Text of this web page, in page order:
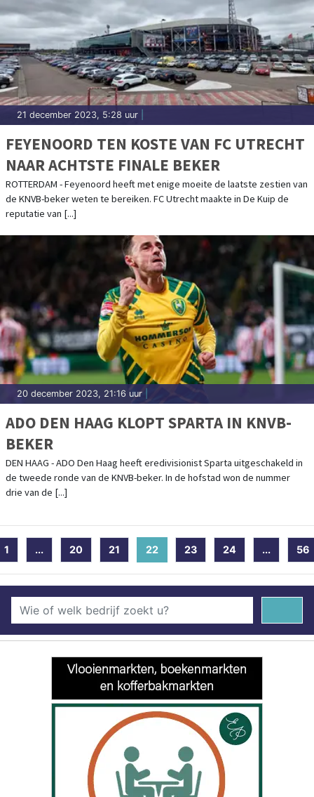
21 december 2023, 5:28 uur
FEYENOORD TEN KOSTE VAN FC UTRECHT
NAAR ACHTSTE FINALE BEKER
ROTTERDAM - Feyenoord heeft met enige moeite de laatste zestien van
de KNVB-beker weten te bereiken. FC Utrecht maakte in De Kuip de
reputatie van [...]
20 december 2023, 21:16 uur
ADO DEN HAAG KLOPT SPARTA IN KNVB-
BEKER
DEN HAAG - ADO Den Haag heeft eredivisionist Sparta uitgeschakeld in
de tweede ronde van de KNVB-beker. In de hofstad won de nummer
drie van de [...]
1 ... 20 21 22 (current)
23 24 ... 56